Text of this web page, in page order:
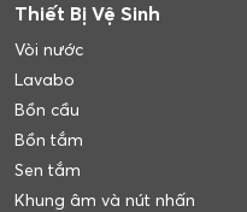
Thiết Bị Vệ Sinh
Vòi nước
Lavabo
Bồn cầu
Bồn tắm
Sen tắm
Khung âm và nút nhấn